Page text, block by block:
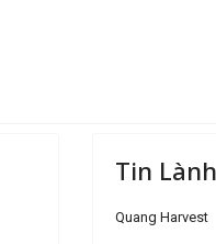
Tin
Quang Harvest